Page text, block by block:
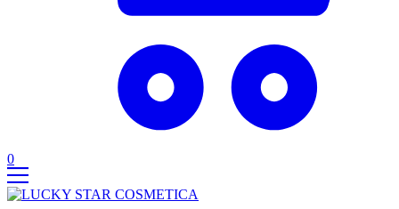
0